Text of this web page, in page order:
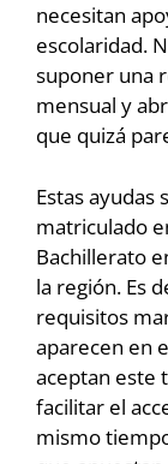
necesitan
escolaridad.
suponer una
mensual y
que quizá
Estas ayudas
matriculado
Bachillerato
la región. Es
requisitos
aparecen en
aceptan este
facilitar el
mismo